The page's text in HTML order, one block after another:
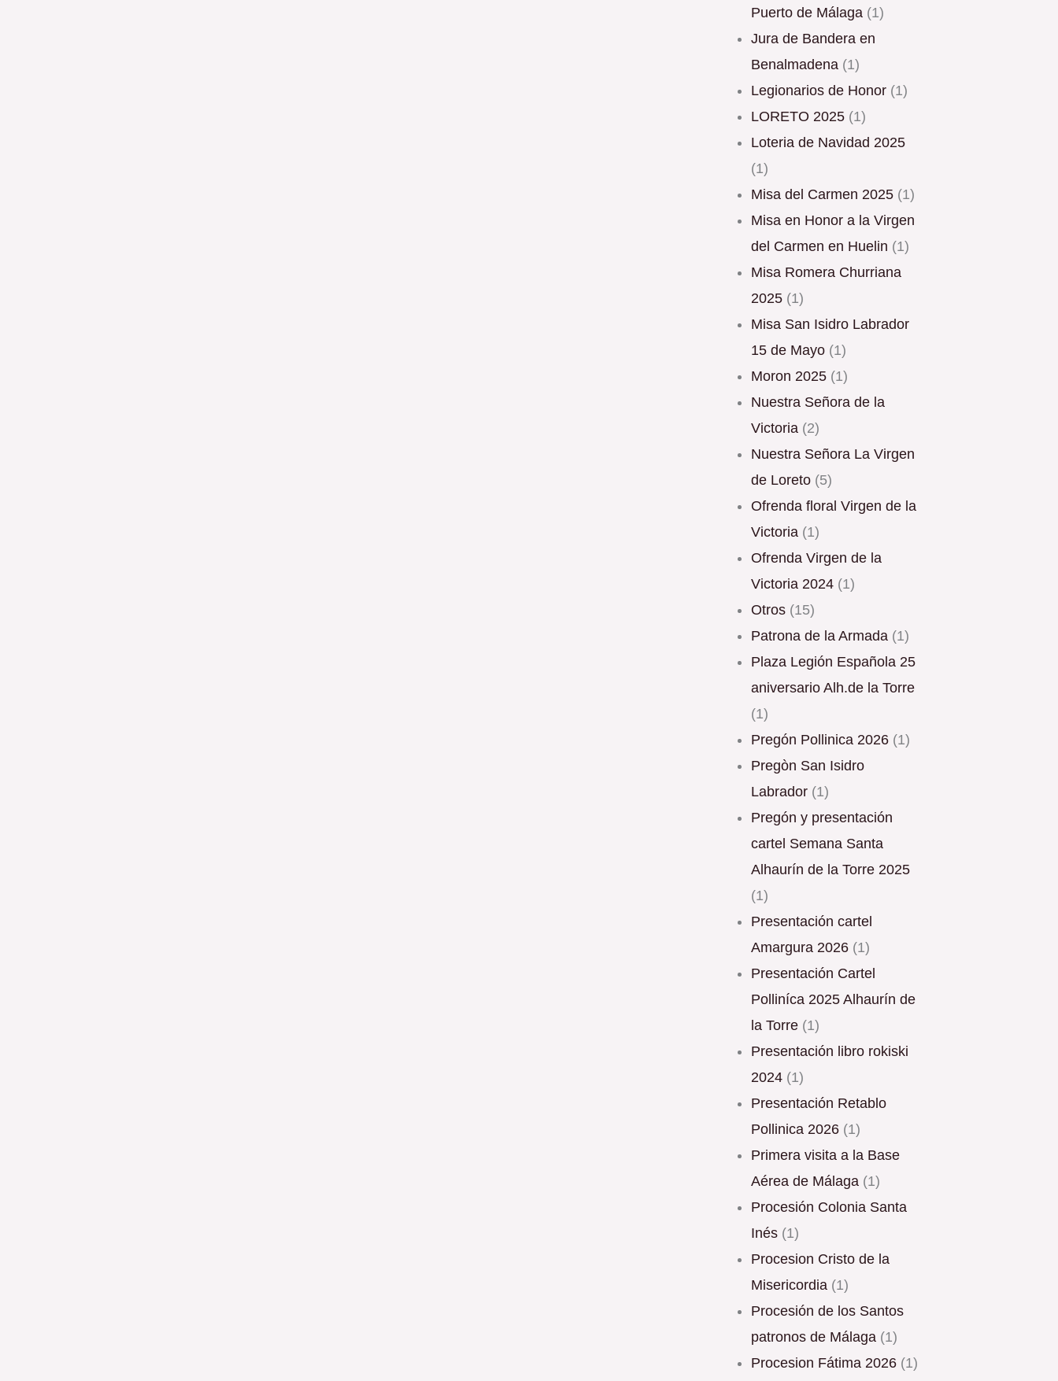
Puerto de Málaga (1)
Jura de Bandera en
Benalmadena (1)
Legionarios de Honor (1)
LORETO 2025 (1)
Loteria de Navidad 2025
(1)
Misa del Carmen 2025 (1)
Misa en Honor a la Virgen
del Carmen en Huelin (1)
Misa Romera Churriana
2025 (1)
Misa San Isidro Labrador
15 de Mayo (1)
Moron 2025 (1)
Nuestra Señora de la
Victoria (2)
Nuestra Señora La Virgen
de Loreto (5)
Ofrenda floral Virgen de la
Victoria (1)
Ofrenda Virgen de la
Victoria 2024 (1)
Otros (15)
Patrona de la Armada (1)
Plaza Legión Española 25
aniversario Alh.de la Torre
(1)
Pregón Pollinica 2026 (1)
Pregòn San Isidro
Labrador (1)
Pregón y presentación
cartel Semana Santa
Alhaurín de la Torre 2025
(1)
Presentación cartel
Amargura 2026 (1)
Presentación Cartel
Polliníca 2025 Alhaurín de
la Torre (1)
Presentación libro rokiski
2024 (1)
Presentación Retablo
Pollinica 2026 (1)
Primera visita a la Base
Aérea de Málaga (1)
Procesión Colonia Santa
Inés (1)
Procesion Cristo de la
Misericordia (1)
Procesión de los Santos
patronos de Málaga (1)
procesion Fátima 2026 (1)